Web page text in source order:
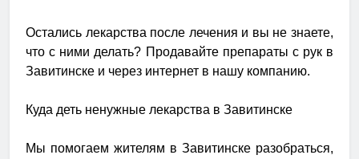
Остались лекарства после лечения и вы не знаете,
что с ними делать? Продавайте препараты с рук в
Завитинске и через интернет в нашу компанию.
Куда деть ненужные лекарства в Завитинске
Мы помогаем жителям в Завитинске разобраться,